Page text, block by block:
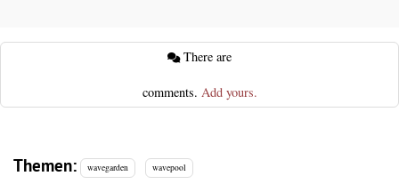
comments. Add yours.
Themen: wavegarden wavepool